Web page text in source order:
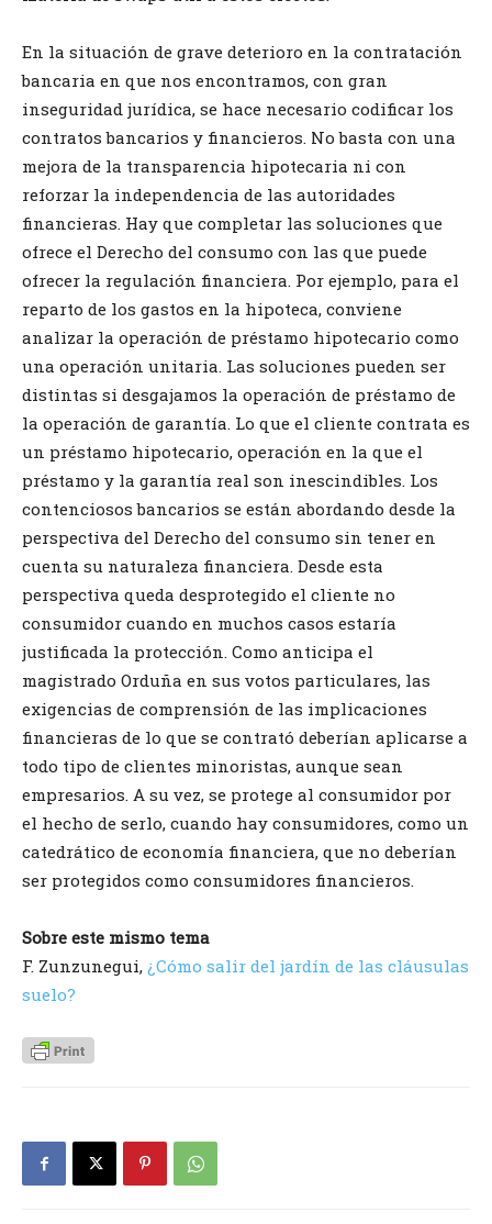
En la situación de grave deterioro en la contratación
bancaria en que nos encontramos, con gran
inseguridad jurídica, se hace necesario codificar los
contratos bancarios y financieros. No basta con una
mejora de la transparencia hipotecaria ni con
reforzar la independencia de las autoridades
financieras. Hay que completar las soluciones que
ofrece el Derecho del consumo con las que puede
ofrecer la regulación financiera. Por ejemplo, para el
reparto de los gastos en la hipoteca, conviene
analizar la operación de préstamo hipotecario como
una operación unitaria. Las soluciones pueden ser
distintas si desgajamos la operación de préstamo de
la operación de garantía. Lo que el cliente contrata es
un préstamo hipotecario, operación en la que el
préstamo y la garantía real son inescindibles. Los
contenciosos bancarios se están abordando desde la
perspectiva del Derecho del consumo sin tener en
cuenta su naturaleza financiera. Desde esta
perspectiva queda desprotegido el cliente no
consumidor cuando en muchos casos estaría
justificada la protección. Como anticipa el
magistrado Orduña en sus votos particulares, las
exigencias de comprensión de las implicaciones
financieras de lo que se contrató deberían aplicarse a
todo tipo de clientes minoristas, aunque sean
empresarios. A su vez, se protege al consumidor por
el hecho de serlo, cuando hay consumidores, como un
catedrático de economía financiera, que no deberían
ser protegidos como consumidores financieros.
Sobre este mismo tema
F. Zunzunegui, ¿Cómo salir del jardín de las cláusulas
suelo?